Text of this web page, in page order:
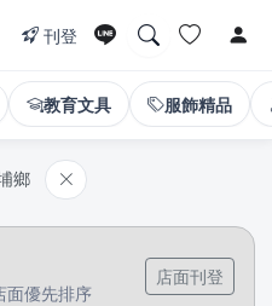
刊登
教育文具 服飾精品
鄉
面優先排序
店面刊登